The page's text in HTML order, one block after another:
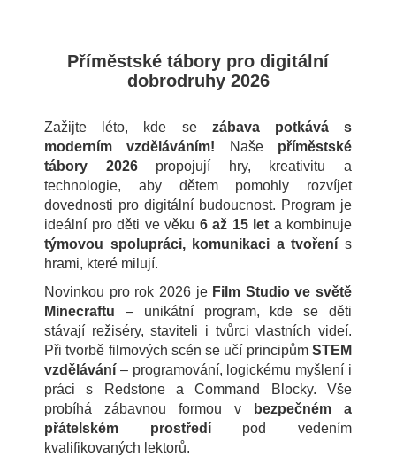
Příměstské tábory pro digitální
dobrodruhy 2026
Zažijte léto, kde se zábava potkává s
moderním vzděláváním! Naše příměstské
tábory 2026propojují hry, kreativitu a
technologie, aby dětem pomohly rozvíjet
dovednosti pro digitální budoucnost. Program je
ideální pro děti ve věku 6 až 15 let a kombinuje
týmovou spolupráci, komunikaci a tvoření s
hrami, které milují.
Novinkou pro rok 2026 je Film Studio ve světě
Minecraftu – unikátní program, kde se děti
stávají režiséry, staviteli i tvůrci vlastních videí.
Při tvorbě filmových scén se učí principům STEM
vzdělávání – programování, logickému myšlení i
práci s Redstone a Command Blocky. Vše
probíhá zábavnou formou v
bezpečném a
přátelském prostředípod vedením
kvalifikovaných lektorů.